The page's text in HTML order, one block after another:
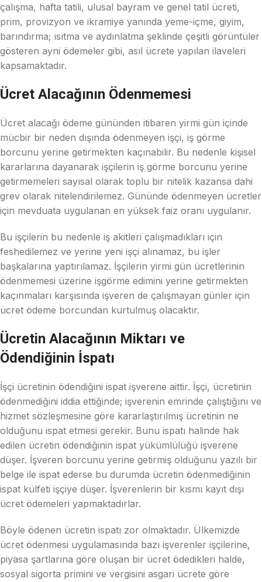
çalışma, hafta tatili, ulusal bayram ve genel tatil ücreti,
prim, provizyon ve ikramiye yanında yeme-içme, giyim,
barındırma; ısıtma ve aydınlatma şeklinde çeşitli görüntüler
gösteren ayni ödemeler gibi, asıl ücrete yapılan ilaveleri
kapsamaktadır.
Ücret Alacağının Ödenmemesi
Ücret alacağı ödeme gününden itibaren yirmi gün içinde
mücbir bir neden dışında ödenmeyen işçi, iş görme
borcunu yerine getirmekten kaçınabilir. Bu nedenle kişisel
kararlarına dayanarak işçilerin iş görme borcunu yerine
getirmemeleri sayısal olarak toplu bir nitelik kazansa dahi
grev olarak nitelendirilemez. Gününde ödenmeyen ücretler
için mevduata uygulanan en yüksek faiz oranı uygulanır.
Bu işçilerin bu nedenle iş akitleri çalışmadıkları için
feshedilemez ve yerine yeni işçi alınamaz, bu işler
başkalarına yaptırılamaz. İşçilerin yirmi gün ücretlerinin
ödenmemesi üzerine işgörme edimini yerine getirmekten
kaçınmaları karşısında işveren de çalışmayan günler için
ücret ödeme borcundan kurtulmuş olacaktır.
Ücretin Alacağının Miktarı ve
Ödendiğinin İspatı
İşçi ücretinin ödendiğini ispat işverene aittir. İşçi, ücretinin
ödenmediğini iddia ettiğinde; işverenin emrinde çalıştığını ve
hizmet sözleşmesine göre kararlaştırılmış ücretinin ne
olduğunu ispat etmesi gerekir. Bunu ispatı halinde hak
edilen ücretin ödendiğinin ispat yükümlülüğü işverene
düşer. İşveren borcunu yerine getirmiş olduğunu yazılı bir
belge ile ispat ederse bu durumda ücretin ödenmediğinin
ispat külfeti işçiye düşer. İşverenlerin bir kısmı kayıt dışı
ücret ödemeleri yapmaktadırlar.
Böyle ödenen ücretin ispatı zor olmaktadır. Ülkemizde
ücret ödenmesi uygulamasında bazı işverenler işçilerine,
piyasa şartlarına göre oluşan bir ücret ödedikleri halde,
sosyal sigorta primini ve vergisini asgari ücrete göre